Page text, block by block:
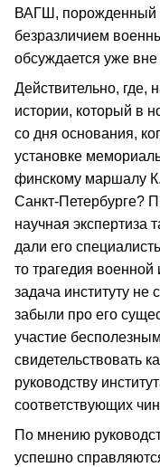
ВАГШ, порожденный
безразличием
обсуждается уже
Действительно, где,
истории, который в
со дня основания,
установке
финскому маршалу
Санкт-Петербурге?
научная экспертиза
дали его
то трагедия
задача институту не
забыли про его
участие
свидетельствовать
руководству
соответствующих
По мнению
успешно